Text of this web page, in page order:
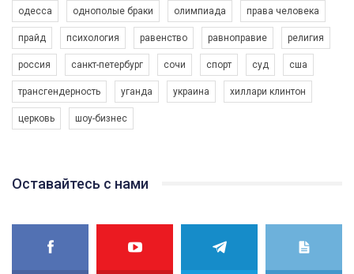
6/30/2017
Емоційний та вражаючий промо-ролік на конкурс PACT, який
представляє програму "Гей-альянс Україна" з протидії
насильству проти ЛГБТ в Україні.
Ми просимо вашої підтримки, щоб реалізувати нашу
програму з боротьби з насильством проти ЛГБТ в Україні.
Якщо ти хочеш підтримати нас - просто натисни "лайк" під
best video, representing programme for the development of
We appeal to your support and ask to help us implement our plan
1.9K Просмотров • 226 Нравится • 5 Комментариев
одесса однополые браки олимпиада права человека
прайд психология равенство равноправие религия
россия санкт-петербург сочи спорт суд сша
трансгендерность уганда украина хиллари клинтон
церковь шоу-бизнес
Оставайтесь с нами